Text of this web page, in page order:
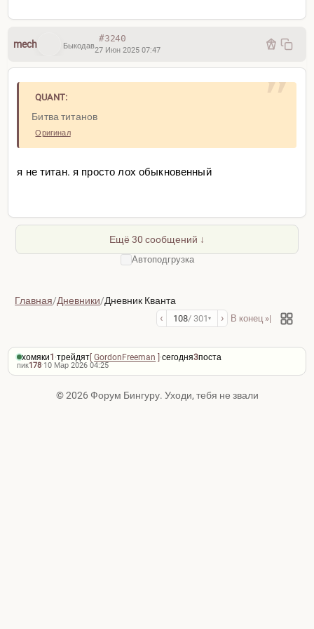
Доброе утро всем!
От пьянки отошёл, фенибут даёт свои плоды,
спокойствие пришло +афобазол. Готов eбашить рынок!
mech Быкодав
#3240
27 Июн 2025 07:47
QUANT:
Битва титанов
Оригинал
я не титан. я просто лох обыкновенный
Ещё 30 сообщений ↓
Автоподгрузка
Главная/Дневники/Дневник Кванта
‹ 108/ 301 ▾ › В конец »|
хомяки1 ·трейдят[GordonFreeman ]·сегодня3поста
пик178·10 Мар 2026 04:25
© 2026 Форум Бингуру. Уходи, тебя не звали